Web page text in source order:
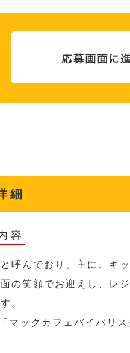
細
容
呼んでおり、主に、キ
の笑顔でお迎えし、レ
。
ックカフェバイバリ